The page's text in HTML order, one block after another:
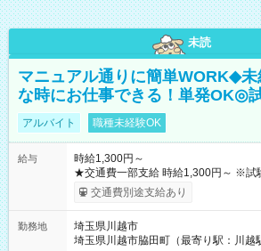
未読
マニュアル通りに簡単WORK◆未
な時にお仕事できる！単発OK◎
アルバイト 職種未経験OK
給与
時給1,300円～
★交通費一部支給 時給1,300円～ ※試験・役割により手当あり
※勤務回数により昇給あり 【即給（
り！】 希望される場合、勤務から1週
例】 ・河合塾模擬試験 8:30～17:30（
×8時間＝日収10,400円＋交通費 ※当日
交通費別途支給あり
勤務地
埼玉県川越市
埼玉県川越市脇田町（最寄り駅：川越